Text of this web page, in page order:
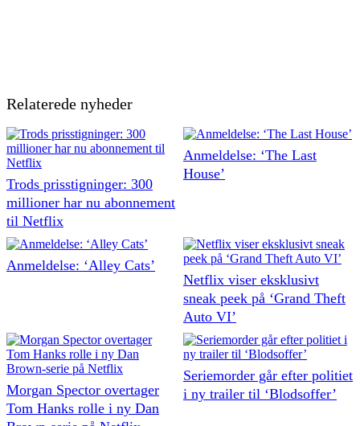
Relaterede nyheder
Trods prisstigninger: 300
millioner har nu abonnement
til Netflix
Anmeldelse: ‘The Last
House’
Anmeldelse: ‘Alley Cats’
Netflix viser eksklusivt
sneak peek på ‘Grand Theft
Auto VI’
Morgan Spector overtager
Tom Hanks rolle i ny Dan
Seriemorder går efter politiet
i ny trailer til ‘Blodsoffer’